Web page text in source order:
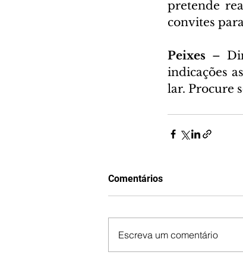
pretende
convites
Peixes –
indicações
lar. Procure
Comentários
Escreva um comentário